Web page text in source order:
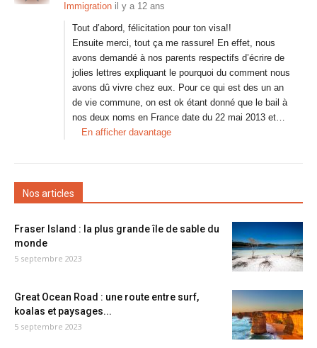
Immigration il y a 12 ans
Tout d’abord, félicitation pour ton visa!!
Ensuite merci, tout ça me rassure! En effet, nous
avons demandé à nos parents respectifs d’écrire de
jolies lettres expliquant le pourquoi du comment nous
avons dû vivre chez eux. Pour ce qui est des un an
de vie commune, on est ok étant donné que le bail à
nos deux noms en France date du 22 mai 2013 et…
En afficher davantage
Nos articles
Fraser Island : la plus grande île de sable du
monde
5 septembre 2023
Great Ocean Road : une route entre surf,
koalas et paysages...
5 septembre 2023